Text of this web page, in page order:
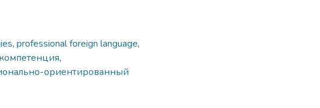
, professional foreign language,
компетенция,
ориентированный